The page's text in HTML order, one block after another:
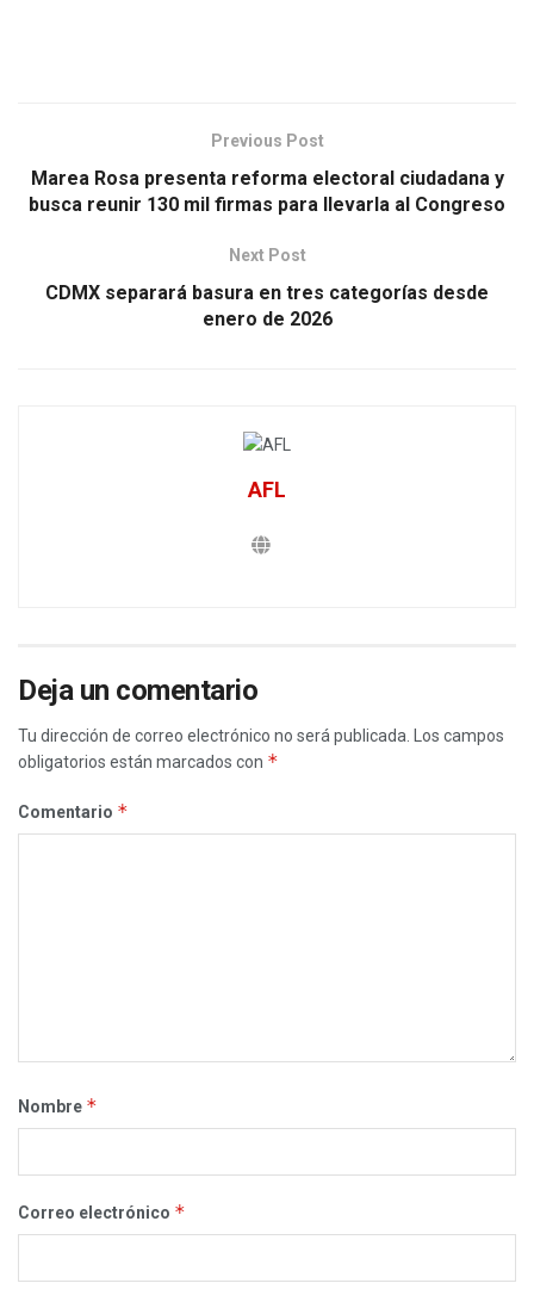
Previous Post
Marea Rosa presenta reforma electoral ciudadana y
busca reunir 130 mil firmas para llevarla al Congreso
Next Post
CDMX separará basura en tres categorías desde
enero de 2026
AFL
Deja un comentario
Tu dirección de correo electrónico no será publicada.
Los campos
obligatorios están marcados con *
Comentario *
Nombre *
Correo electrónico *